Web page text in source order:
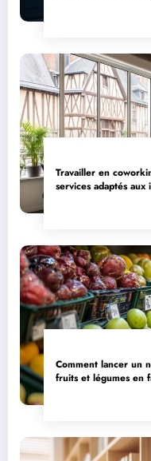
Travailler en
services adaptés aux
Comment lancer un
fruits et légumes en